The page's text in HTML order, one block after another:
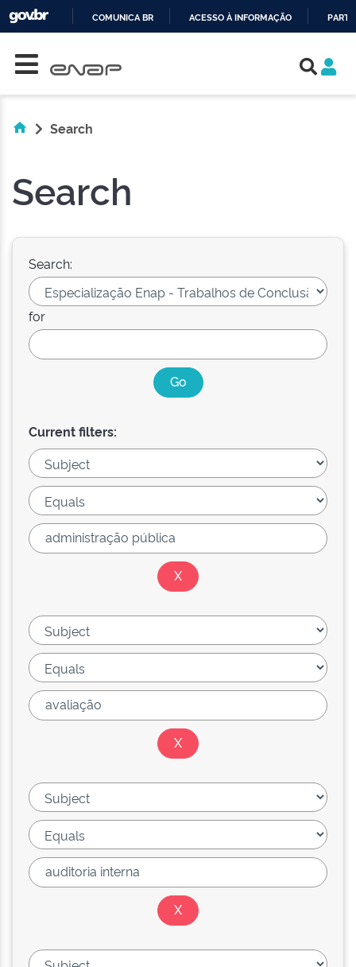
COMUNICA BR ACESSO À INFORMAÇÃO
Search
Search
Search:
for
Current filters: